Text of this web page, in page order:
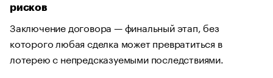
рисков
Заключение договора — финальный этап, без
которого любая сделка может превратиться в
лотерею с непредсказуемыми последствиями.